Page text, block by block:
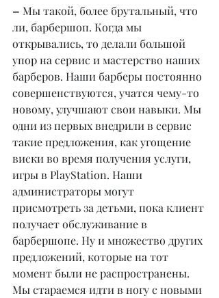
– Мы такой, более брутальный, что
ли, барбершоп. Когда мы
открывались, то делали большой
упор на сервис и мастерство наших
барберов. Наши барберы постоянно
совершенствуются, учатся чему-то
новому, улучшают свои навыки. Мы
одни из первых внедрили в сервис
такие предложения, как угощение
виски во время получения услуги,
игры в PlayStation. Наши
администраторы могут
присмотреть за детьми, пока клиент
получает обслуживание в
барбершопе. Ну и множество других
предложений, которые на тот
момент были не распространены.
Мы стараемся идти в ногу с новыми